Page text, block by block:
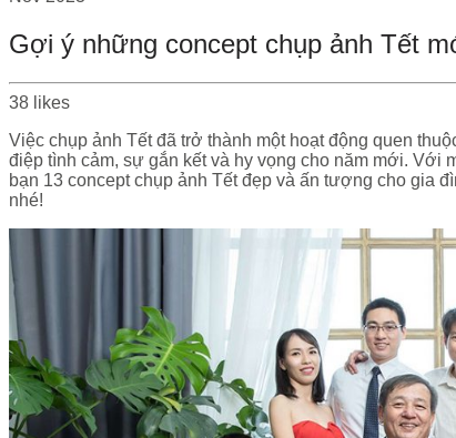
Gợi ý những concept chụp ảnh Tết
38 likes
Việc chụp ảnh Tết đã trở thành một hoạt động quen
điệp tình cảm, sự gắn kết và hy vọng cho năm mới.
bạn 13 concept chụp ảnh Tết đẹp và ấn tượng cho gia
nhé!